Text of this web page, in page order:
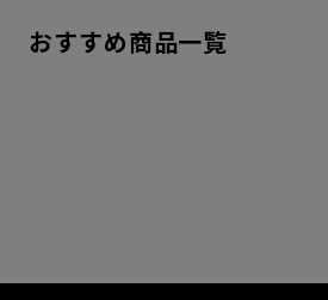
おすすめ商品一覧